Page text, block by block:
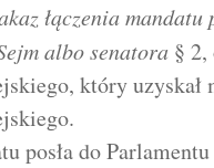
łączenia mandatu
albo senatora § 2,
który uzyskał
posła do